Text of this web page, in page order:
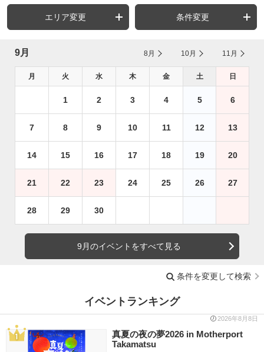
エリア変更 条件変更
9月 8月 10月 11月
月 火 水 木 金 土 日
1 2 3 4 5 6
7 8 9 10 11 12 13
14 15 16 17 18 19 20
21 22 23 24 25 26 27
28 29 30
9月のイベントをすべて見る
条件を変更して検索
イベントランキング
2026年8月8日
真夏の夜の夢2026 in Motherport
Takamatsu